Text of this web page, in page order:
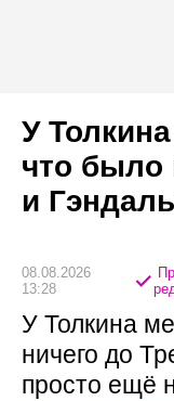
У
что было
и
08.08.2026
13:28
У Толкина
ничего до
просто ещё